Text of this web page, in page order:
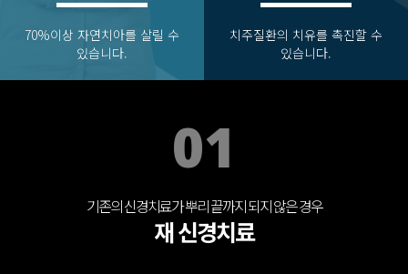
70%이상 자연치아를 살릴 수
있습니다.
치주질환의 치유를 촉진할 수
있습니다.
01
기존의 신경치료가 뿌리 끝까지 되지 않은 경우
재 신경치료